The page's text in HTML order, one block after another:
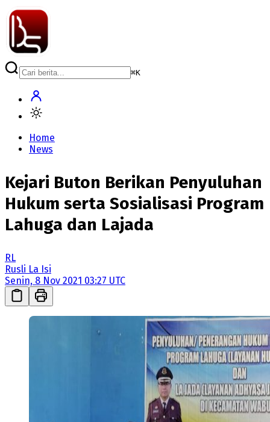
⌘K
Home
News
Kejari Buton Berikan Penyuluhan
Hukum serta Sosialisasi Program
Lahuga dan Lajada
RL
Rusli La Isi
Senin, 8 Nov 2021 03:27 UTC